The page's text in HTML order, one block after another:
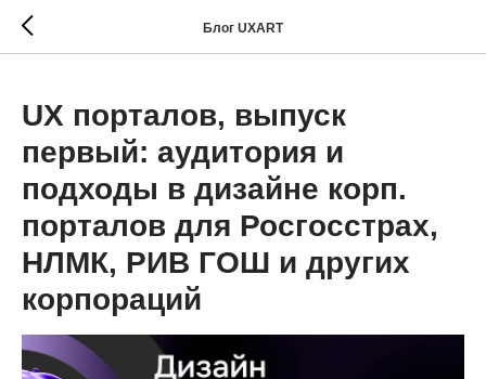
Блог UXART
UX порталов, выпуск
первый: аудитория и
подходы в дизайне корп.
порталов для Росгосстрах,
НЛМК, РИВ ГОШ и других
корпораций